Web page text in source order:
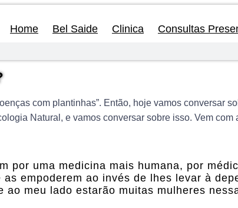
Home Bel Saide Clinica Consultas
com plantinhas”. Então, hoje vamos conversar
Natural, e vamos conversar sobre isso. Vem com
por uma medicina mais humana, por
as empoderem ao invés de lhes levar à
ao meu lado estarão muitas mulheres